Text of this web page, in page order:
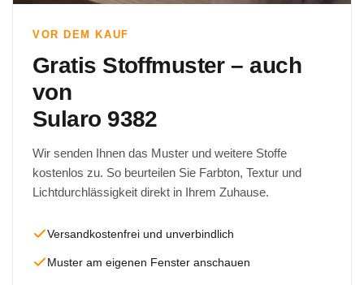
VOR DEM KAUF
Gratis Stoffmuster – auch
von
Sularo 9382
Wir senden Ihnen das Muster und weitere Stoffe
kostenlos zu. So beurteilen Sie Farbton, Textur und
Lichtdurchlässigkeit direkt in Ihrem Zuhause.
Versandkostenfrei und unverbindlich
Muster am eigenen Fenster anschauen